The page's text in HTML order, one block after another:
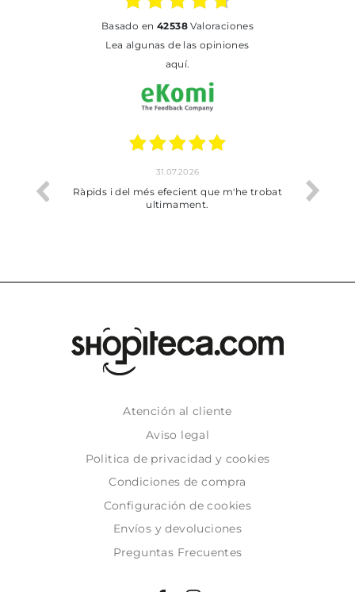
basado en 42538Valoraciones
Lea algunas de las opiniones
aquí.
31.07.2026
Ràpids i del més efecient que m'he trobat
ultimament.
Atención al cliente
Aviso legal
Politica de privacidad y cookies
Condiciones de compra
Configuración de cookies
Envíos y devoluciones
Preguntas Frecuentes